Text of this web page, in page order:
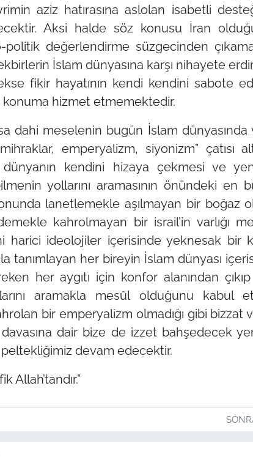
aziz hatırasına aslolan isabetli
Aksi halde söz konusu İran
değerlendirme süzgecinden
İslam dünyasına karşı nihayete
fikir hayatının kendi kendini sabote
hizmet etmemektedir.
dahi meselenin bugün İslam dünyasında
mihraklar, emperyalizm, siyonizm” çatısı
dünyanın kendini hizaya çekmesi ve
yollarını aramasının önündeki en
lanetlemekle aşılmayan bir boğaz
kahrolmayan bir israil’in varlığı
harici ideolojiler içerisinde yeknesak bir
tanımlayan her bireyin İslam dünyası
her aygıtı için konfor alanından
aramakla mesûl olduğunu kabul
bir emperyalizm olmadığı gibi bizzat
dair bize de izzet bahşedecek
devam edecektir.
Allah’tandır.”